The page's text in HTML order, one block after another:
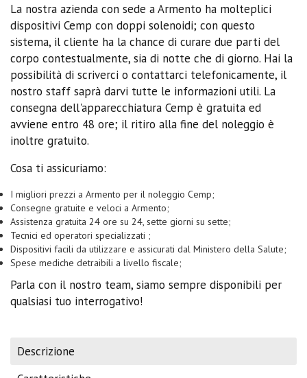
La nostra azienda con sede a Armento ha molteplici
dispositivi Cemp con doppi solenoidi; con questo
sistema, il cliente ha la chance di curare due parti del
corpo contestualmente, sia di notte che di giorno. Hai la
possibilità di scriverci o contattarci telefonicamente, il
nostro staff saprà darvi tutte le informazioni utili. La
consegna dell'apparecchiatura Cemp è gratuita ed
avviene entro 48 ore; il ritiro alla fine del noleggio è
inoltre gratuito.
Cosa ti assicuriamo:
I migliori prezzi a Armento per il noleggio Cemp;
Consegne gratuite e veloci a Armento;
Assistenza gratuita 24 ore su 24, sette giorni su sette;
Tecnici ed operatori specializzati ;
Dispositivi facili da utilizzare e assicurati dal Ministero della Salute;
Spese mediche detraibili a livello fiscale;
Parla con il nostro team, siamo sempre disponibili per
qualsiasi tuo interrogativo!
Descrizione